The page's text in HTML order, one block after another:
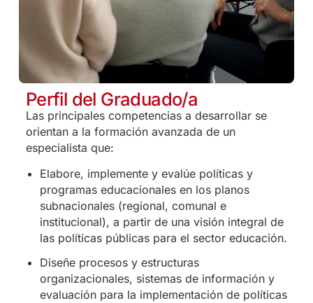
Perfil del Graduado/a
Las principales competencias a desarrollar se
orientan a la formación avanzada de un
especialista que:
Elabore, implemente y evalúe políticas y
programas educacionales en los planos
subnacionales (regional, comunal e
institucional), a partir de una visión integral de
las políticas públicas para el sector educación.
Diseñe procesos y estructuras
organizacionales, sistemas de información y
evaluación para la implementación de políticas